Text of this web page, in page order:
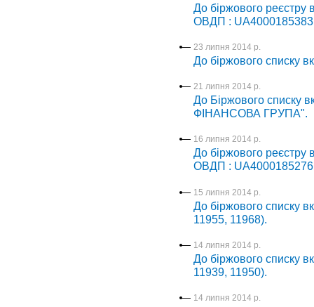
До біржового реєстру
ОВДП : UA4000185383
23 липня 2014 р.
До біржового списку
21 липня 2014 р.
До Біржового списку
ФІНАНСОВА ГРУПА".
16 липня 2014 р.
До біржового реєстру
ОВДП : UA4000185276
15 липня 2014 р.
До біржового списку
11955, 11968).
14 липня 2014 р.
До біржового списку
11939, 11950).
14 липня 2014 р.